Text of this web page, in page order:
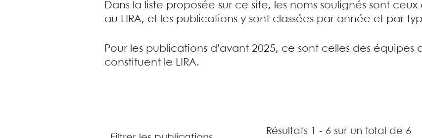
Dans la liste proposée sur ce site, les noms soulignés sont
au LIRA, et les publications y sont classées par année et par
Pour les publications d’avant 2025, ce sont celles des équipes
constituent le LIRA.
Résultats 1 - 6 sur un total de 6